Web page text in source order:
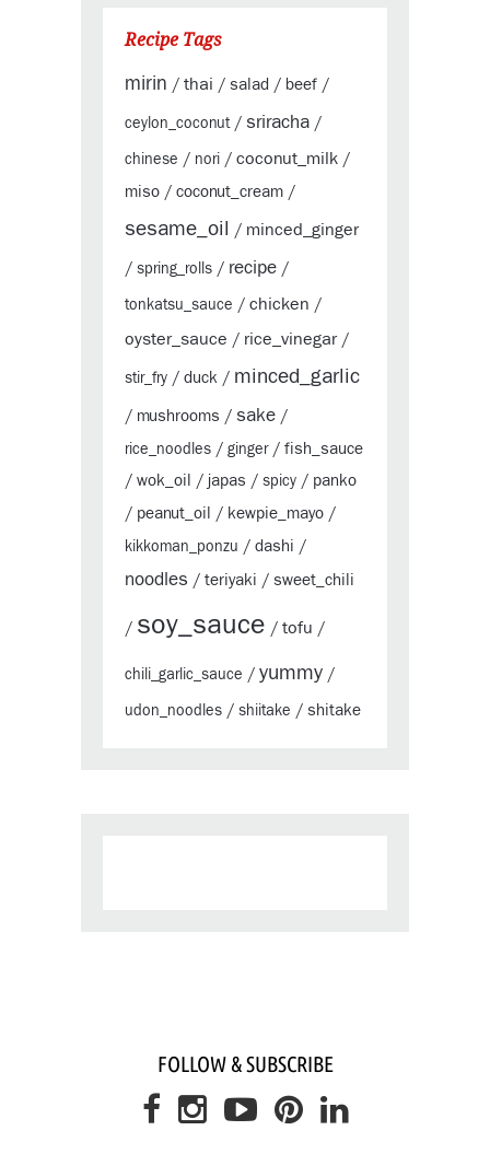
Recipe Tags
mirin / thai / salad / beef /
ceylon_coconut / sriracha /
chinese / nori / coconut_milk /
miso / coconut_cream /
sesame_oil / minced_ginger
/ spring_rolls / recipe /
tonkatsu_sauce / chicken /
oyster_sauce / rice_vinegar/
stir_fry / duck / minced_garlic
/ mushrooms / sake /
rice_noodles / ginger/ fish_sauce
/ wok_oil / japas / spicy / panko
/ peanut_oil / kewpie_mayo /
kikkoman_ponzu / dashi /
noodles / teriyaki / sweet_chili
/ soy_sauce / tofu /
chili_garlic_sauce / yummy /
udon_noodles / shiitake / shitake
FOLLOW & SUBSCRIBE